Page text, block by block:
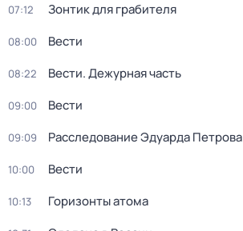
07:12 Зонтик для грабителя
08:00 Вести
08:22 Вести. Дежурная часть
09:00 Вести
09:09 Расследование Эдуарда Петрова
10:00 Вести
10:13 Горизонты атома